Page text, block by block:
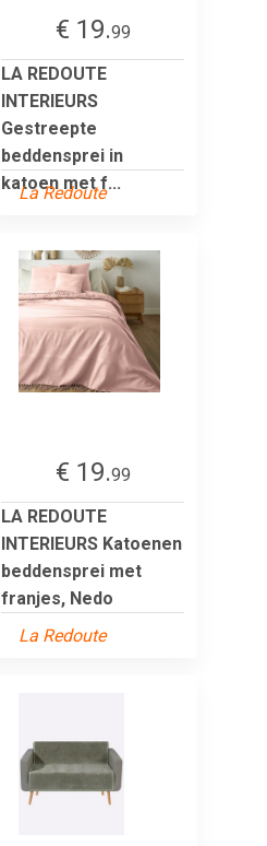
€ 19.99
LA REDOUTE
INTERIEURS
Gestreepte
beddensprei in
katoen met f...
La Redoute
€ 19.99
LA REDOUTE
INTERIEURS Katoenen
beddensprei met
franjes, Nedo
La Redoute